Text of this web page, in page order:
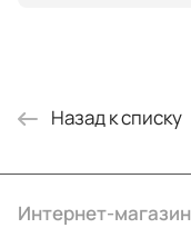
Назад к списку
Интернет-магазин